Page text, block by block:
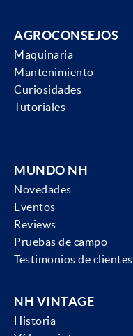
AGROCONSEJOS
Maquinaria
Mantenimiento
Curiosidades
Tutoriales
MUNDO NH
Novedades
Eventos
Reviews
Pruebas de campo
Testimonios de clientes
NH VINTAGE
Historia